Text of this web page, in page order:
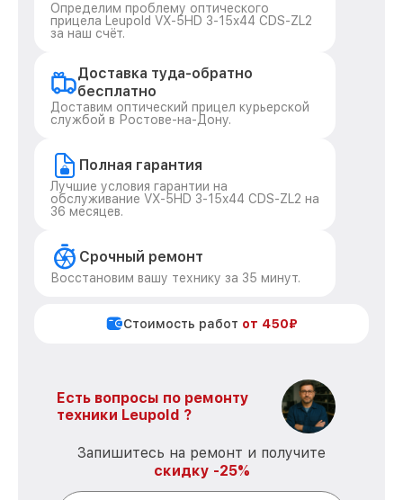
Определим проблему оптического
прицела Leupold VX-5HD 3-15x44 CDS-ZL2
за наш счёт.
Доставка туда-обратно
бесплатно
Доставим оптический прицел курьерской
службой в Ростове-на-Дону.
Полная гарантия
Лучшие условия гарантии на
обслуживание VX-5HD 3-15x44 CDS-ZL2 на
36 месяцев.
Срочный ремонт
Восстановим вашу технику за 35 минут.
Стоимость работ от 450₽
Есть вопросы по ремонту
техники Leupold ?
Запишитесь на ремонт и получите
скидку -25%